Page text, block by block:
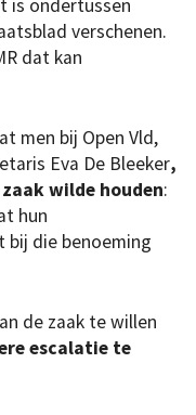
is ondertussen
verschenen.
dat kan
men bij Open Vld,
Eva De Bleeker,
wilde houden:
hun
bij die benoeming
de zaak te willen
escalatie te